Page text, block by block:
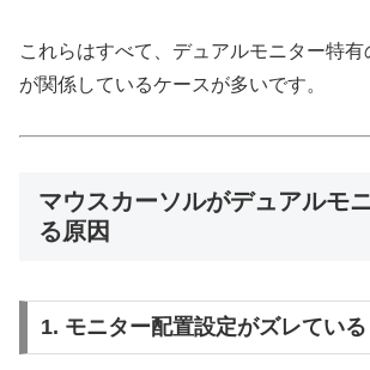
これらはすべて、デュアルモニター特
が関係しているケースが多いです。
マウスカーソルがデュアルモ
る原因
1. モニター配置設定がズレている